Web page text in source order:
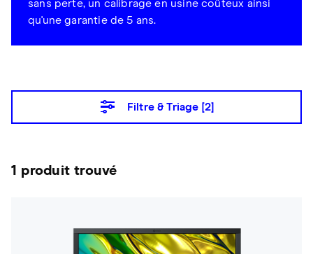
sans perte, un calibrage en usine coûteux ainsi
qu'une garantie de 5 ans.
Filtre & Triage [2]
1 produit trouvé